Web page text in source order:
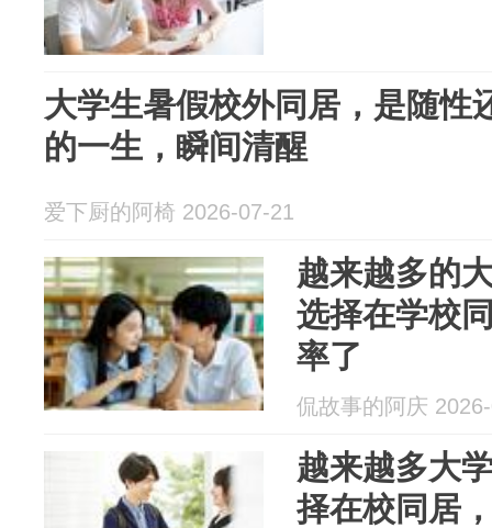
大学生暑假校外同居，是随性
的一生，瞬间清醒
爱下厨的阿椅 2026-07-21
越来越多的
选择在学校
率了
侃故事的阿庆
越来越多大
择在校同居